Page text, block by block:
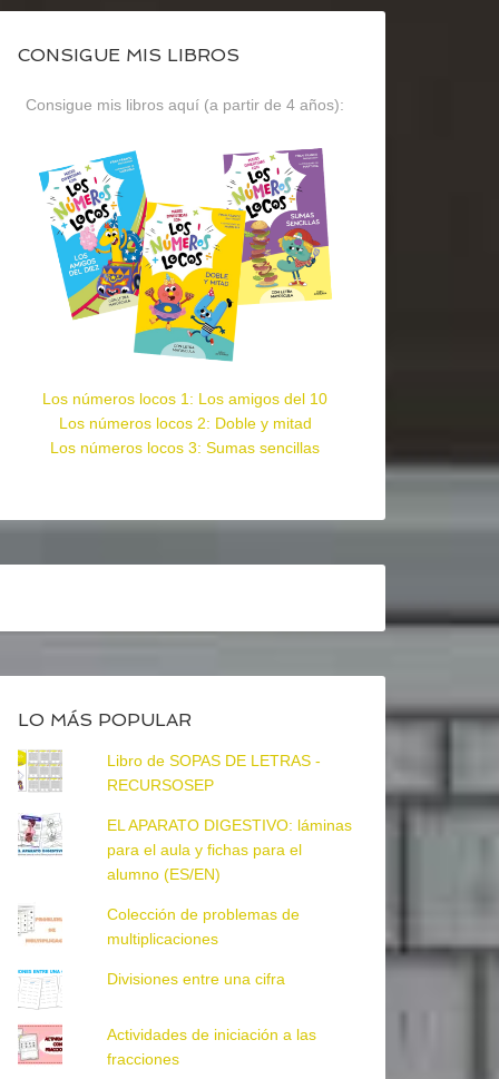
CONSIGUE MIS LIBROS
Consigue mis libros aquí (a partir de 4 años):
Los números locos 1: Los amigos del 10
Los números locos 2: Doble y mitad
Los números locos 3: Sumas sencillas
LO MÁS POPULAR
Libro de SOPAS DE LETRAS -
RECURSOSEP
EL APARATO DIGESTIVO: láminas
para el aula y fichas para el
alumno (ES/EN)
Colección de problemas de
multiplicaciones
Divisiones entre una cifra
Actividades de iniciación a las
fracciones